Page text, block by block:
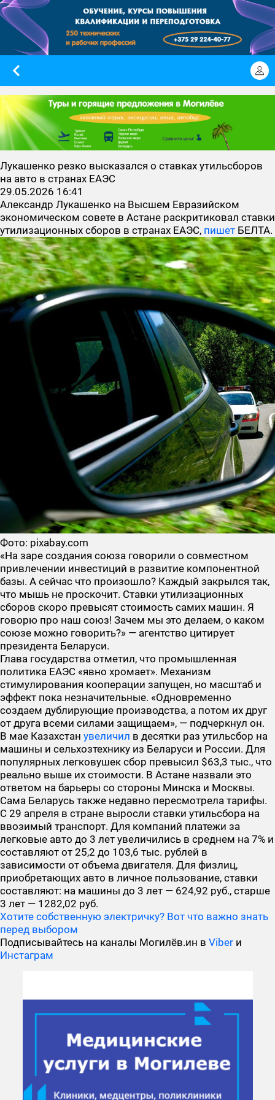
Лукашенко резко высказался о ставках утильсборов
на авто в странах ЕАЭС
29.05.2026 16:41
Александр Лукашенко на Высшем Евразийском
экономическом совете в Астане раскритиковал ставки
утилизационных сборов в странах ЕАЭС, пишет БЕЛТА.
Фото: pixabay.com
«На заре создания союза говорили о совместном
привлечении инвестиций в развитие компонентной
базы. А сейчас что произошло? Каждый закрылся так,
что мышь не проскочит. Ставки утилизационных
сборов скоро превысят стоимость самих машин. Я
говорю про наш союз! Зачем мы это делаем, о каком
союзе можно говорить?» — агентство цитирует
президента Беларуси.
Глава государства отметил, что промышленная
политика ЕАЭС «явно хромает». Механизм
стимулирования кооперации запущен, но масштаб и
эффект пока незначительные. «Одновременно
создаем дублирующие производства, а потом их друг
от друга всеми силами защищаем», — подчеркнул он.
В мае Казахстан увеличил в десятки раз утильсбор на
машины и сельхозтехнику из Беларуси и России. Для
популярных легковушек сбор превысил $63,3 тыс., что
реально выше их стоимости. В Астане назвали это
ответом на барьеры со стороны Минска и Москвы.
Сама Беларусь также недавно пересмотрела тарифы.
С 29 апреля в стране выросли ставки утильсбора на
ввозимый транспорт. Для компаний платежи за
легковые авто до 3 лет увеличились в среднем на 7% и
составляют от 25,2 до 103,6 тыс. рублей в
зависимости от объема двигателя. Для физлиц,
приобретающих авто в личное пользование, ставки
составляют: на машины до 3 лет — 624,92 руб., старше
3 лет — 1282,02 руб.
Хотите собственную электричку? Вот что важно знать
перед выбором
Подписывайтесь на каналы Могилёв.ин в Viber и
Инстаграм